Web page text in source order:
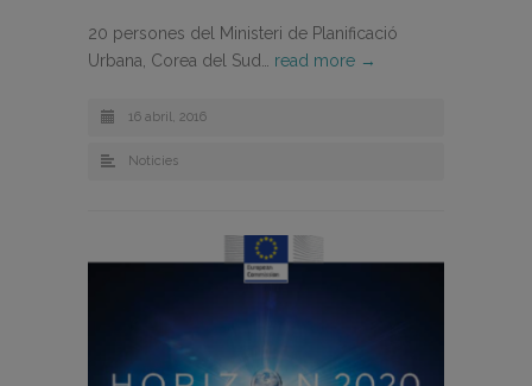
20 persones del Ministeri de Planificació
Urbana, Corea del Sud… read more →
16 abril, 2016
Noticies